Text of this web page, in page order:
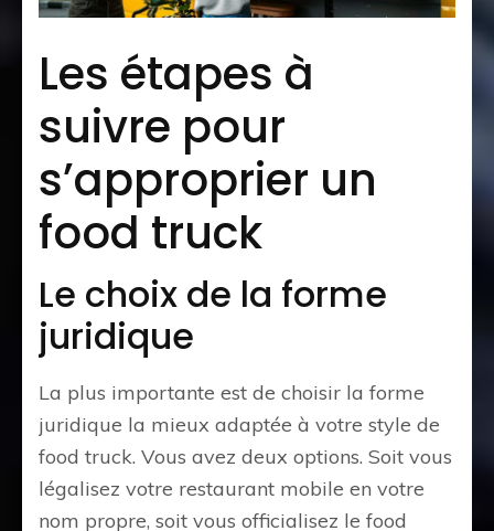
Les étapes à
suivre pour
s’approprier un
food truck
Le choix de la forme
juridique
La plus importante est de choisir la forme
juridique la mieux adaptée à votre style de
food truck. Vous avez deux options. Soit vous
légalisez votre restaurant mobile en votre
nom propre, soit vous officialisez le food